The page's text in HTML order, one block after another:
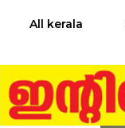
All kerala